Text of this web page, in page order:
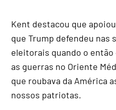
Kent destacou que
que Trump defendeu nas
eleitorais quando o
as guerras no Oriente
que roubava da América
nossos patriotas.